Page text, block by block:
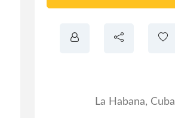
La Habana, Cuba